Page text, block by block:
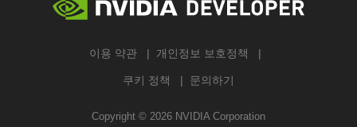
이용 약관 개인정보 보호정책
쿠키 정책 문의하기
Copyright © 2026 NVIDIA Corporation